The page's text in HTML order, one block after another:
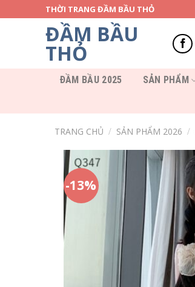
to
THỜI TRANG ĐẦM BẦU THỎ
ĐẦM BẦU
THỎ
ĐẦM BẦU 2025 SẢN PHẨM
TRANG CHỦ / SẢN PHẨM 2026 /
-13%